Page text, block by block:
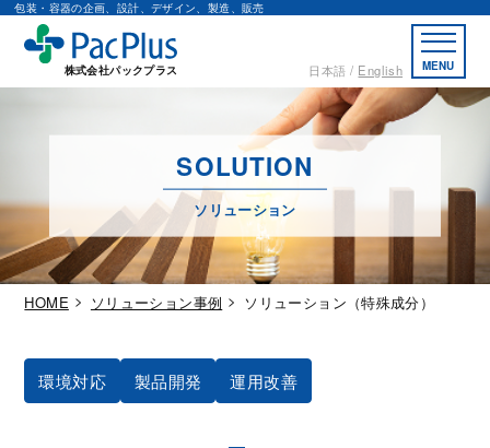
包装・容器の企画、設計、デザイン、製造、販売
株式会社パックプラス 日本語 English MENU
SOLUTION
ソリューション
HOME ソリューション事例 ソリューション（特殊成分）
環境対応 製品開発 運用改善